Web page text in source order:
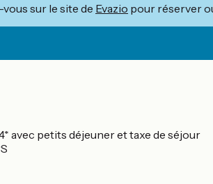
vous sur le site de Evazio pour réserver
avec petits déjeuner et taxe de séjour